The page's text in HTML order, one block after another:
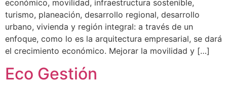
económico, movilidad, infraestructura sostenible,
turismo, planeación, desarrollo regional, desarrollo
urbano, vivienda y región integral: a través de un
enfoque, como lo es la arquitectura empresarial, se dará
el crecimiento económico. Mejorar la movilidad y […]
Eco Gestión